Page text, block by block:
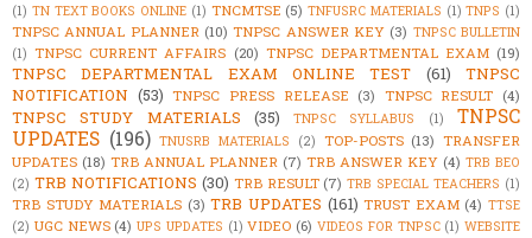
(1) TN TEXT BOOKS ONLINE (1) TNCMTSE (5) TNFUSRC MATERIALS (1) TNPS (1)
TNPSC ANNUAL PLANNER (10) TNPSC ANSWER KEY (3) TNPSC BULLETIN
(1) TNPSC CURRENT AFFAIRS (20) TNPSC DEPARTMENTAL EXAM (19)
TNPSC DEPARTMENTAL EXAM ONLINE TEST (61)
TNPSC
NOTIFICATION (53) TNPSC PRESS RELEASE (3) TNPSC RESULT (4)
TNPSC STUDY MATERIALS (35) TNPSC SYLLABUS (1)
TNPSC
UPDATES (196) TNUSRB MATERIALS (2) TOP-POSTS (13) TRANSFER
UPDATES (18) TRB ANNUAL PLANNER (7) TRB ANSWER KEY (4) TRB BEO
(2) TRB NOTIFICATIONS (30) TRB RESULT (7) TRB SPECIAL TEACHERS (1)
TRB STUDY MATERIALS (3) TRB UPDATES (161) TRUST EXAM (4) TTSE
(2) UGC NEWS (4) UPS UPDATES (1) VIDEO (6) VIDEOS FOR TNPSC (1) WEBSITE